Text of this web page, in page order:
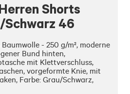
Shorts
46
Baumwolle - 250 g/m², moderne
Bund hinten,
mit Klettverschluss,
vorgeformte Knie, mit
Farbe: Grau/Schwarz,